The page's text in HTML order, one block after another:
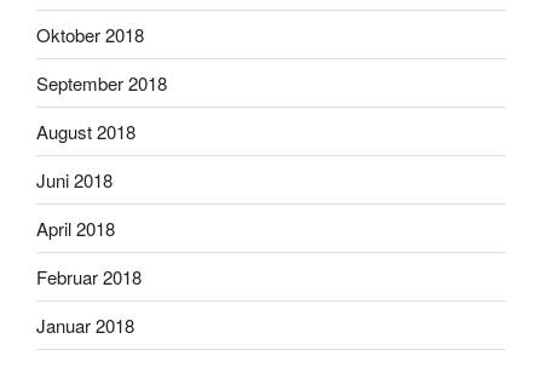
Oktober 2018
September 2018
August 2018
Juni 2018
April 2018
Februar 2018
Januar 2018